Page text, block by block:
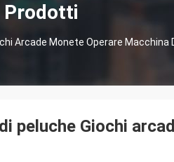
Prodotti
Arcade Monete Operare Macchina
peluche Giochi